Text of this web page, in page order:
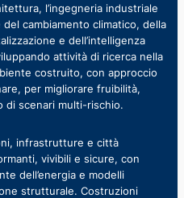
l’ingegneria industriale
cambiamento climatico, della
e dell’intelligenza
attività di ricerca nella
costruito, con approccio
per migliorare fruibilità,
di scenari multi-rischio.
infrastrutture e città
vivibili e sicure, con
dell’energia e modelli
strutturale. Costruzioni